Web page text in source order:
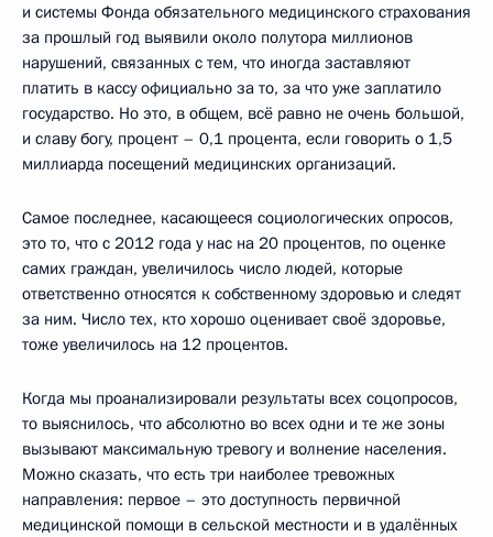
и системы Фонда обязательного медицинского страхования
за прошлый год выявили около полутора миллионов
нарушений, связанных с тем, что иногда заставляют
платить в кассу официально за то, за что уже заплатило
государство. Но это, в общем, всё равно не очень большой,
и славу богу, процент – 0,1 процента, если говорить о 1,5
миллиарда посещений медицинских организаций.
Самое последнее, касающееся социологических опросов,
это то, что с 2012 года у нас на 20 процентов, по оценке
самих граждан, увеличилось число людей, которые
ответственно относятся к собственному здоровью и следят
за ним. Число тех, кто хорошо оценивает своё здоровье,
тоже увеличилось на 12 процентов.
Когда мы проанализировали результаты всех соцопросов,
то выяснилось, что абсолютно во всех одни и те же зоны
вызывают максимальную тревогу и волнение населения.
Можно сказать, что есть три наиболее тревожных
направления: первое – это доступность первичной
медицинской помощи в сельской местности и в удалённых